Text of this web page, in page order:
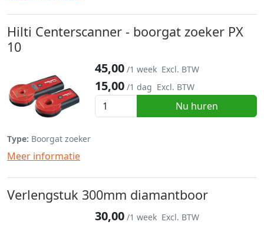
Hilti Centerscanner - boorgat zoeker PX
10
15,00 /1 dag Excl. BTW
45,00 /1 week Excl. BTW
Nu huren
Type: Boorgat zoeker
Meer informatie
Verlengstuk 300mm diamantboor
30,00 /1 week Excl. BTW